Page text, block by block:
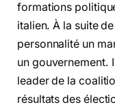
formations
italien. À la suite
personnalité un
un gouvernement.
leader de la
résultats des